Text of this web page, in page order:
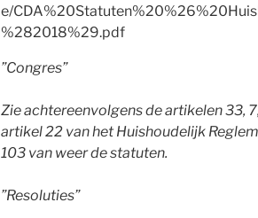
e/
%282018%29.pdf
”Congres”
Zie achtereenvolgens de artikelen 33,
artikel 22 van het Huishoudelijk
103 van weer de statuten.
”Resoluties”